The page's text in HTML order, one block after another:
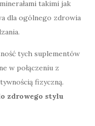
takimi jak
dla ogólnego zdrowia
tych suplementów
w połączeniu z
fizyczną.
zdrowego stylu